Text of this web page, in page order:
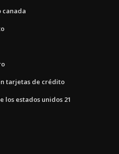
canada
tarjetas de crédito
los estados unidos 21